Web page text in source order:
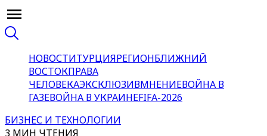
НОВОСТИТУРЦИЯРЕГИОНБЛИЖНИЙ
ВОСТОКПРАВА
ЧЕЛОВЕКАЭКСКЛЮЗИВМНЕНИЕВОЙНА В
ГАЗЕВОЙНА В УКРАИНЕFIFA-2026
БИЗНЕС И ТЕХНОЛОГИИ
3 МИН ЧТЕНИЯ